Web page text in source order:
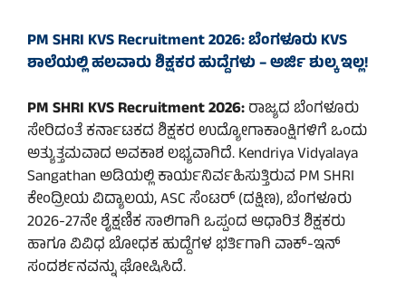
PM SHRI KVS Recruitment 2026: ಬೆಂಗಳೂರು KVS
ಶಾಲೆಯಲ್ಲಿ ಹಲವಾರು ಶಿಕ್ಷಕರ ಹುದ್ದೆಗಳು – ಅರ್ಜಿ ಶುಲ್ಕ ಇಲ್ಲ!
PM SHRI KVS Recruitment 2026:ರಾಜ್ಯದ ಬೆಂಗಳೂರು
ಸೇರಿದಂತೆ ಕರ್ನಾಟಕದ ಶಿಕ್ಷಕರ ಉದ್ಯೋಗಾಕಾಂಕ್ಷಿಗಳಿಗೆ ಒಂದು
ಅತ್ಯುತ್ತಮವಾದ ಅವಕಾಶ ಲಭ್ಯವಾಗಿದೆ. Kendriya Vidyalaya
Sangathan ಅಡಿಯಲ್ಲಿ ಕಾರ್ಯನಿರ್ವಹಿಸುತ್ತಿರುವ PM SHRI
ಕೇಂದ್ರೀಯ ವಿದ್ಯಾಲಯ, ASC ಸೆಂಟರ್ (ದಕ್ಷಿಣ), ಬೆಂಗಳೂರು
2026-27ನೇ ಶೈಕ್ಷಣಿಕ ಸಾಲಿಗಾಗಿ ಒಪ್ಪಂದ ಆಧಾರಿತ ಶಿಕ್ಷಕರು
ಹಾಗೂ ವಿವಿಧ ಬೋಧಕ ಹುದ್ದೆಗಳ ಭರ್ತಿಗಾಗಿ ವಾಕ್-ಇನ್
ಸಂದರ್ಶನವನ್ನು ಘೋಷಿಸಿದೆ.